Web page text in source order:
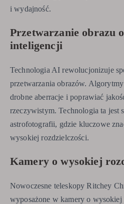
i wydajność.
Przetwarzanie obrazu
inteligencji
Technologia AI rewolucjonizuje
przetwarzania obrazów.
drobne aberracje i poprawiać
rzeczywistym. Technologia ta jest
astrofotografii, gdzie kluczowe
wysokiej rozdzielczości.
Kamery o wysokiej
Nowoczesne teleskopy Ritchey
wyposażone w kamery o